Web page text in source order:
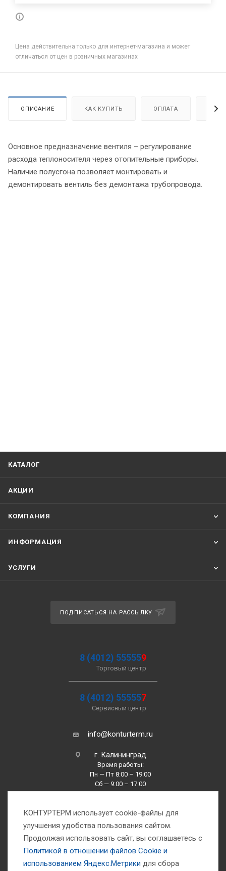
Цена действительна только для интернет-магазина и может
отличаться от цен в розничных магазинах
ОПИСАНИЕ КАК КУПИТЬ ОПЛАТА
Основное предназначение вентиля – регулирование
расхода теплоносителя через отопительные приборы.
Наличие полусгона позволяет монтировать и
демонтировать вентиль без демонтажа трубопровода.
КАТАЛОГ
АКЦИИ
КОМПАНИЯ
ИНФОРМАЦИЯ
УСЛУГИ
ПОДПИСАТЬСЯ НА РАССЫЛКУ
8 (4012) 555559
Торговый центр
8 (4012) 555557
Сервисный центр
info@konturterm.ru
г. Калининград
Время работы:
Пн — Пт 8:00 – 19:00
Сб — 9:00 – 17:00
Вс —10:00 – 16:00
КОНТУРТЕРМ использует cookie-файлы для
улучшения удобства пользования сайтом.
Продолжая использовать сайт, вы соглашаетесь с
Политикой в отношении файлов Сookie и
использованием Яндекс.Метрики для сбора